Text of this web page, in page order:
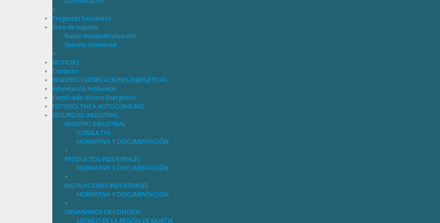
+
Preguntas frecuentes
Área de soporte
Buzón Reindustrialización
Soporte Ambiental
+
NOTICIAS
Contacto
REGISTRO CERTIFICACIONES ENERGÉTICAS
Información Ambiental
Certificado Ahorro Energético
FOTOVOLTAICA AUTOCONSUMO
SEGURIDAD INDUSTRIAL
REGISTRO INDUSTRIAL
CONSULTAS
NORMATIVA Y DOCUMENTACIÓN
+
PRODUCTOS INDUSTRIALES
NORMATIVA Y DOCUMENTACIÓN
+
INSTALACIONES INDUSTRIALES
NORMATIVA Y DOCUMENTACIÓN
+
ORGANISMOS DE CONTROL
LISTADO DE LA REGIÓN DE MURCIA